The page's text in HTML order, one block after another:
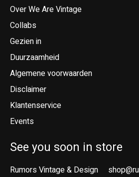
Over We Are Vintage
Collabs
Gezien in
Duurzaamheid
Algemene voorwaarden
Disclaimer
Klantenservice
Events
See you soon in store
Rumors Vintage & Design